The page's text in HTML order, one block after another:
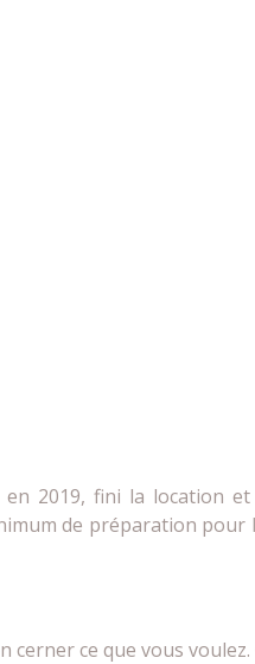
2019, fini la location
de préparation pour
ce que vous